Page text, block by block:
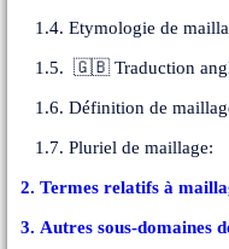
1.4. Etymologie de
1.5. 🇬🇧 Traduction
1.6. Définition de
1.7. Pluriel de maillage:
2. Termes relatifs à
3. Autres sous-domaines